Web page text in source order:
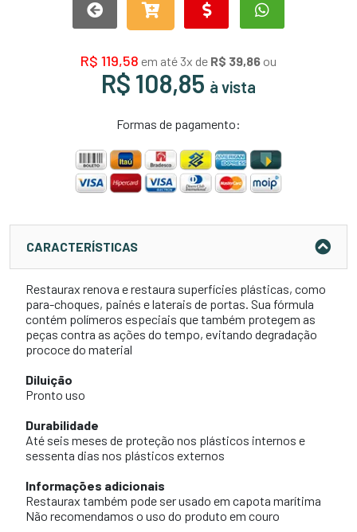
R$ 119,58 em até 3x de R$ 39,86 ou
R$ 108,85 à vista
Formas de pagamento:
CARACTERÍSTICAS
Restaurax renova e restaura superfícies plásticas, como
para-choques, painés e laterais de portas. Sua fórmula
contém polímeros especiais que também protegem as
peças contra as ações do tempo, evitando degradação
prococe do material
Diluição
Pronto uso
Durabilidade
Até seis meses de proteção nos plásticos internos e
sessenta dias nos plásticos externos
Informações adicionais
Restaurax também pode ser usado em capota marítima
Não recomendamos o uso do produto em couro